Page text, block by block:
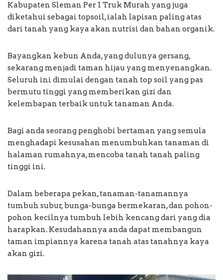
Kabupaten Sleman Per 1 Truk Murah yang juga
diketahui sebagai topsoil, ialah lapisan paling atas
dari tanah yang kaya akan nutrisi dan bahan organik.
Bayangkan kebun Anda, yang dulunya gersang,
sekarang menjadi taman hijau yang menyenangkan.
Seluruh ini dimulai dengan tanah top soil yang pas
bermutu tinggi yang memberikan gizi dan
kelembapan terbaik untuk tanaman Anda.
Bagi anda seorang penghobi bertaman yang semula
menghadapi kesusahan menumbuhkan tanaman di
halaman rumahnya, mencoba tanah tanah paling
tinggi ini.
Dalam beberapa pekan, tanaman-tanamannya
tumbuh subur, bunga-bunga bermekaran, dan pohon-
pohon kecilnya tumbuh lebih kencang dari yang dia
harapkan. Kesudahannya anda dapat membangun
taman impiannya karena tanah atas tanahnya kaya
akan gizi.